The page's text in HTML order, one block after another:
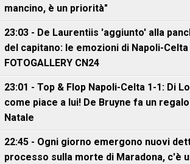
mancino, è un priorità"
23:03 - De Laurentiis 'aggiunto' alla
del capitano: le emozioni di Napoli-Celta
FOTOGALLERY CN24
23:01 - Top & Flop Napoli-Celta 1-1: Di
come piace a lui! De Bruyne fa un
Natale
22:45 - Ogni giorno emergono nuovi
processo sulla morte di Maradona, c'è